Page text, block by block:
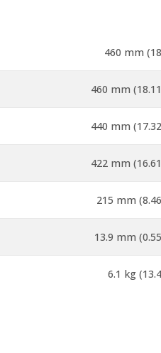
460 mm
460 mm
440 mm
422 mm
215 mm
13.9 mm
6.1 kg